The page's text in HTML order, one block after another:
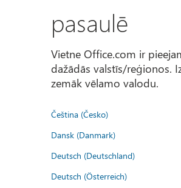
pasaulē
Vietne Office.com ir
dažādās valstīs/reģionos.
zemāk vēlamo valodu.
Čeština (Česko)
Dansk (Danmark)
Deutsch (Deutschland)
Deutsch (Österreich)